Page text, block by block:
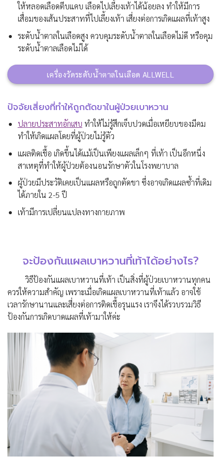
ให้หลอดเลือดตีบแคบ เลือดไปเลี้ยงเท้าได้น้อยลง ทำให้มีการ
เสื่อมของเส้นประสาทที่ไปเลี้ยงเท้า เสี่ยงต่อการเกิดแผลที่เท้าสูง
ระดับน้ำตาลในเลือดสูง ควบคุมระดับน้ำตาลในเลือดไม่ดี หรือคุม
ระดับน้ำตาลเลือดไม่ได้
เครื่องวัดระดับน้ำตาลในเลือด ALLWELL
ปัจจัยเสี่ยงที่ทำให้ถูกตัดขาในผู้ป่วยเบาหวาน
ปลายประสาทอักเสบ ทำให้ไม่รู้สึกเจ็บปวดเมื่อเหยียบของมีคม
ทำให้เกิดแผลโดยที่ผู้ป่วยไม่รู้ตัว
แผลติดเชื้อ เกิดขึ้นได้แม้เป็นเพียงแผลเล็กๆ ที่เท้า เป็นอีกหนึ่ง
สาเหตุที่ทำให้ผู้ป่วยต้องนอนรักษาตัวในโรงพยาบาล
ผู้ป่วยมีประวัติเคยเป็นแผลหรือถูกตัดขา ซึ่งอาจเกิดแผลซ้ำที่เดิม
ได้ภายใน 2-5 ปี
เท้ามีการเปลี่ยนแปลงทางกายภาพ
จะป้องกันแผลเบาหวานที่เท้าได้อย่างไร?
วิธีป้องกันแผลเบาหวานที่เท้า เป็นสิ่งที่ผู้ป่วยเบาหวานทุกคน
ควรให้ความสำคัญ เพราะเมื่อเกิดแผลเบาหวานที่เท้าแล้ว อาจใช้
เวลารักษานานและเสี่ยงต่อการติดเชื้อรุนแรง เราจึงได้รวบรวมวิธี
ป้องกันการเกิดบาดแผลที่เท้ามาให้ค่ะ